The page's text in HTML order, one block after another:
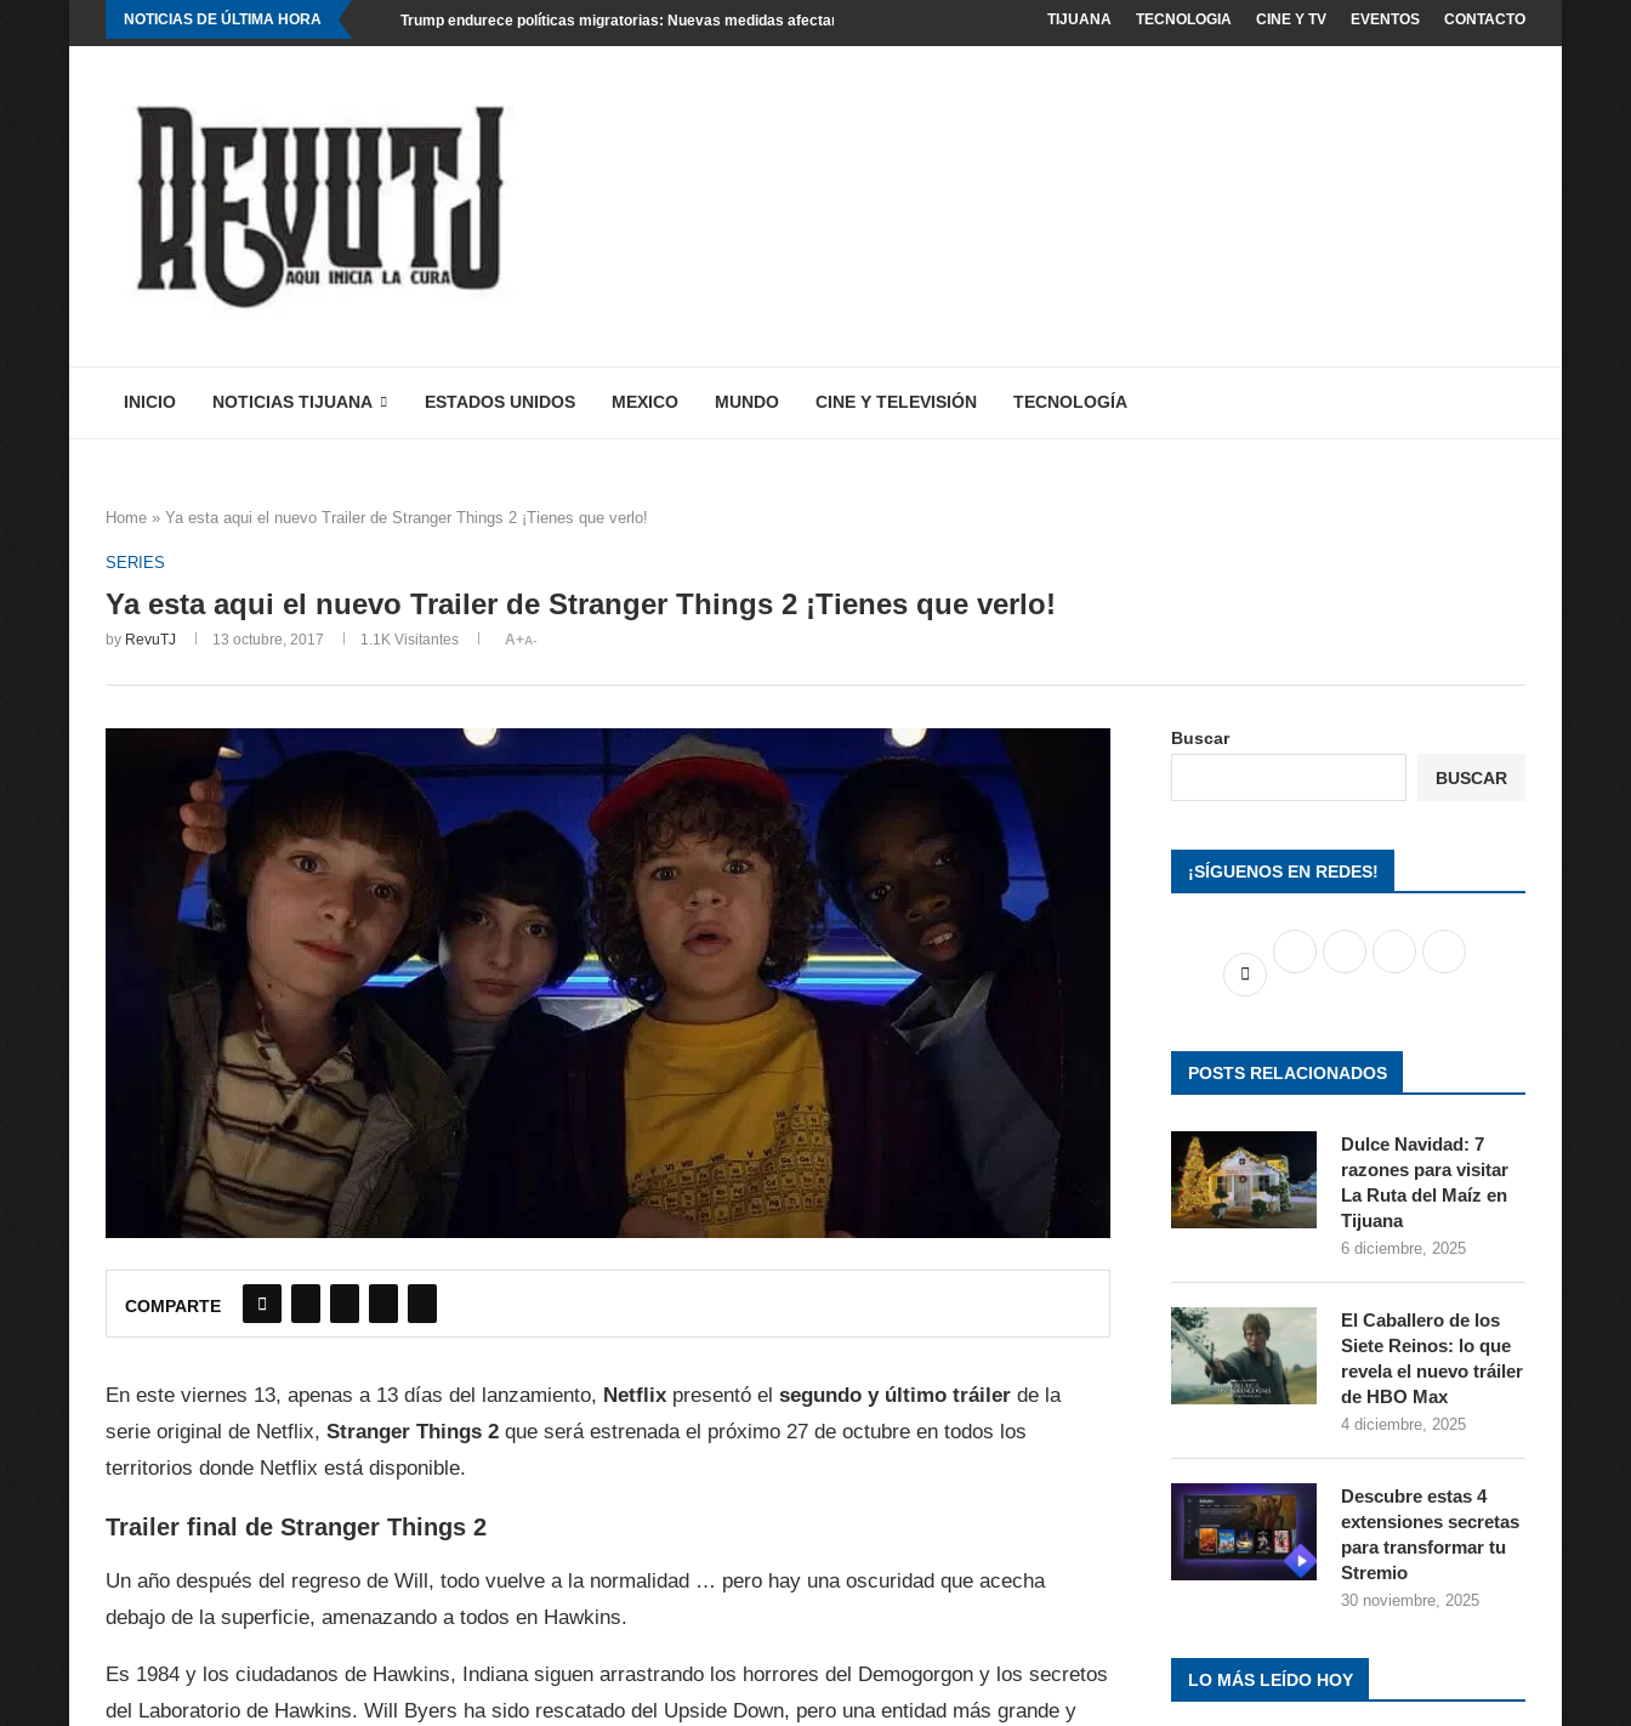
NOTICIAS DE ÚLTIMA HORA Trump endurece políticas migratorias: Nuevas medidas afectan a turistas y residentes legalesTIJUANA TECNOLOGIA CINE Y TV EVENTOS CONTACTO
INICIO NOTICIAS TIJUANA ESTADOS UNIDOS MEXICO MUNDO CINE Y TELEVISIÓN TECNOLOGÍA
Home » Ya esta aqui el nuevo Trailer de Stranger Things 2 ¡Tienes que verlo!
SERIES
Ya esta aqui el nuevo Trailer de Stranger Things 2 ¡Tienes que verlo!
by RevuTJ 13 octubre, 2017 1.1K Visitantes A+A-
COMPARTE
En este viernes 13, apenas a 13 días del lanzamiento, Netflix presentó el segundo y último tráiler de la
serie original de Netflix, Stranger Things 2 que será estrenada el próximo 27 de octubre en todos los
territorios donde Netflix está disponible.
Trailer final de Stranger Things 2
Un año después del regreso de Will, todo vuelve a la normalidad … pero hay una oscuridad que acecha
debajo de la superficie, amenazando a todos en Hawkins.
Es 1984 y los ciudadanos de Hawkins, Indiana siguen arrastrando los horrores del Demogorgon y los secretos
del Laboratorio de Hawkins. Will Byers ha sido rescatado del Upside Down, pero una entidad más grande y
Buscar
BUSCAR
¡SÍGUENOS EN REDES!
POSTS RELACIONADOS
Dulce Navidad: 7
razones para visitar
La Ruta del Maíz en
Tijuana
6 diciembre, 2025
El Caballero de los
Siete Reinos: lo que
revela el nuevo tráiler
de HBO Max
4 diciembre, 2025
Descubre estas 4
extensiones secretas
para transformar tu
Stremio
30 noviembre, 2025
LO MÁS LEÍDO HOY